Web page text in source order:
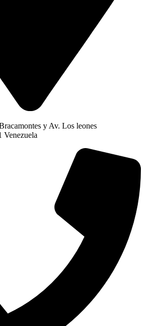
y Av. Los leones
Venezuela